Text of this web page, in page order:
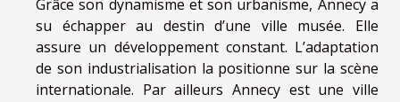
Grâce son dynamisme et son urbanisme, Annecy a
su échapper au destin d’une ville musée. Elle
assure un développement constant. L’adaptation
de son industrialisation la positionne sur la scène
internationale. Par ailleurs Annecy est une ville